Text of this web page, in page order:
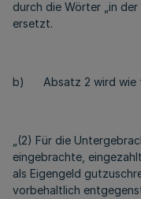
durch die Wörter „in
ersetzt.
b) Absatz 2 wird wie
„(2) Für die
eingebrachte,
als Eigengeld
vorbehaltlich